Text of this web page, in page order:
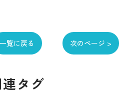
一覧に戻る 次のページ >
タグ